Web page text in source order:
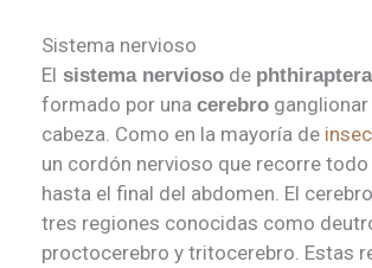
Sistema nervioso
El sistema nervioso de phthiraptera
formado por una cerebro
cabeza. Como en la mayoría de
un cordón nervioso que recorre todo
hasta el final del abdomen. El
tres regiones conocidas como
proctocerebro y tritocerebro. Estas